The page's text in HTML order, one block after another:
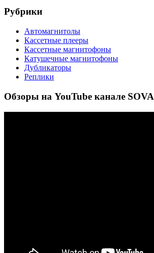
Рубрики
Автомагнитолы
Кассетные плееры
Кассетные магнитофоны
Катушечные магнитофоны
Дубликаторы
Реплики
Обзоры на YouTube канале SOVA